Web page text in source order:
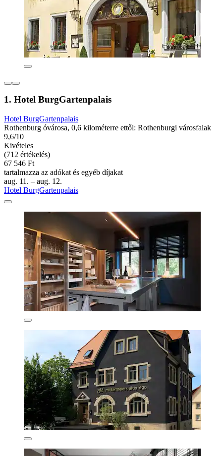
1. Hotel BurgGartenpalais
Hotel BurgGartenpalais
Rothenburg óvárosa, 0,6 kilométerre ettől: Rothenburgi városfalak
9,6/10
Kivételes
(712 értékelés)
67 546 Ft
tartalmazza az adókat és egyéb díjakat
aug. 11. – aug. 12.
Hotel BurgGartenpalais